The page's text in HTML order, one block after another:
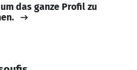
das ganze Profil zu